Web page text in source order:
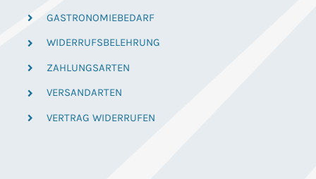
GASTRONOMIEBEDARF
WIDERRUFSBELEHRUNG
ZAHLUNGSARTEN
VERSANDARTEN
VERTRAG WIDERRUFEN